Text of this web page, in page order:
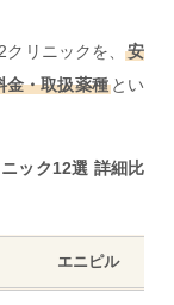
リニックを、
安
金・取扱薬種とい
ック12選 詳細比
エニピル